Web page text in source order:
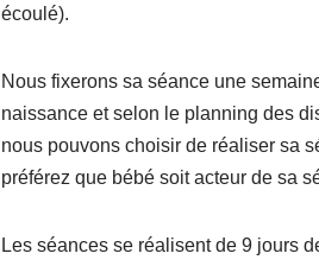
écoulé).
Nous fixerons sa séance une
naissance et selon le planning des
nous pouvons choisir de réaliser sa
préférez que bébé soit acteur de sa
Les séances se réalisent de 9 jours